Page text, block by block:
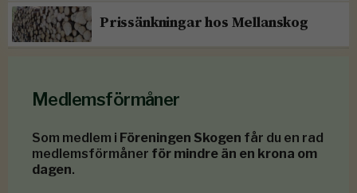
Prissänkningar hos Mellanskog
Medlemsförmåner
Som medlem i Föreningen Skogen får du en rad
medlemsförmåner för mindre än en krona om
dagen.